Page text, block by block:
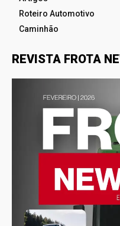
Roteiro Automotivo
Caminhão
REVISTA FROTA